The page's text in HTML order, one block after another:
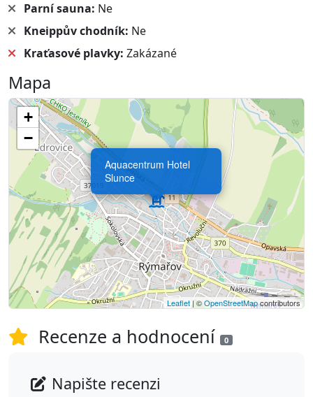
Parní sauna: Ne
Kneippův chodník: Ne
Kraťasové plavky: Zakázané
Mapa
Aquacentrum Hotel
Slunce
+
−
Leaflet| ©OpenStreetMapcontributors
Recenze a hodnocení 0
Napište recenzi